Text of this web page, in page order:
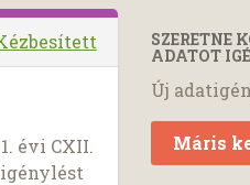
évi CXII.
SZERETNE
ADATOT
Új
Máris